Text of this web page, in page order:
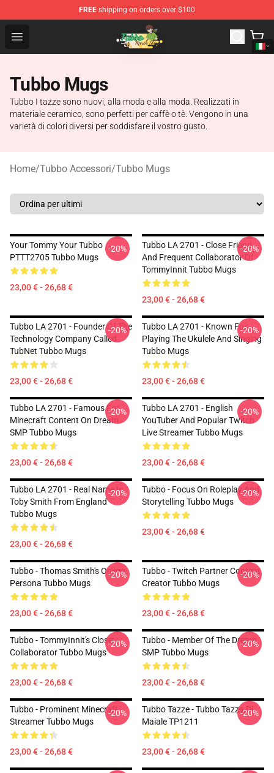
FREE shipping on orders over $100
Open menu
Tubbo Store - Official Tubbo Merchandise Shop
Tubbo Mugs
Tubbo I tazze sono nuovi, alla moda e alla moda. Realizzati in
materiale ceramico, sono perfetti per caffè o tè. Vengono in una
varietà di colori diversi per soddisfare il vostro gusto.
Home/Tubbo Accessori/Tubbo Mugs
Your Tommy Your Tubbo
PTTT2705 Tubbo Mugs
23,00 € - 26,68 €
-20%
Tubbo LA 2701 - Close Friend
And Frequent Collaborator Of
TommyInnit Tubbo Mugs
23,00 € - 26,68 €
-20%
Tubbo LA 2701 - Founder Of The
Technology Company Called
TubNet Tubbo Mugs
23,00 € - 26,68 €
-20%
Tubbo LA 2701 - Known For
Playing The Ukulele And Singing
Tubbo Mugs
23,00 € - 26,68 €
-20%
Tubbo LA 2701 - Famous For
Minecraft Content On Dream
SMP Tubbo Mugs
23,00 € - 26,68 €
-20%
Tubbo LA 2701 - English
YouTuber And Popular Twitch
Live Streamer Tubbo Mugs
23,00 € - 26,68 €
-20%
Tubbo LA 2701 - Real Name Is
Toby Smith From England
Tubbo Mugs
23,00 € - 26,68 €
-20%
Tubbo - Focus On Roleplay And
Storytelling Tubbo Mugs
23,00 € - 26,68 €
-20%
Tubbo - Thomas Smith's Online
Persona Tubbo Mugs
23,00 € - 26,68 €
-20%
Tubbo - Twitch Partner Content
Creator Tubbo Mugs
23,00 € - 26,68 €
-20%
Tubbo - TommyInnit's Close
Collaborator Tubbo Mugs
23,00 € - 26,68 €
-20%
Tubbo - Member Of The Dream
SMP Tubbo Mugs
23,00 € - 26,68 €
-20%
Tubbo - Prominent Minecraft
Streamer Tubbo Mugs
23,00 € - 26,68 €
-20%
Tubbo Tazze - Tubbo Tazza Di
Maiale TP1211
23,00 € - 26,68 €
-20%